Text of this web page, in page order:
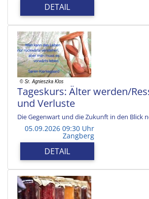
DETAIL
Tageskurs: Älter werden/
und Verluste
Die Gegenwart und die Zukunft in den Blick
05.09.2026 09:30 Uhr
Zangberg
DETAIL